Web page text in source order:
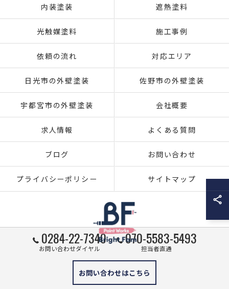
0284-22-7340
お問い合わせダイヤル
070-5583-5493
担当者直通
お問い合わせはこちら
内装塗装 遮熱塗料
光触媒塗料 施工事例
依頼の流れ 対応エリア
日光市の外壁塗装 佐野市の外壁塗装
宇都宮市の外壁塗装 会社概要
求人情報 よくある質問
ブログ お問い合わせ
プライバシーポリシー サイトマップ
© 2026 栃木県足利市の外壁塗装ならブライト・ファム株式会社 ALL RIGHTS